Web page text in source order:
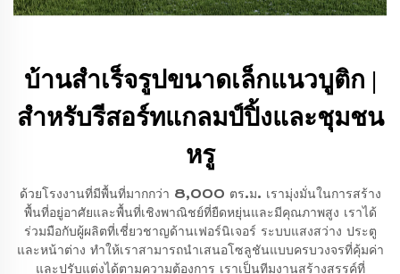
บ้านสำเร็จรูปขนาดเล็กแนวบูติก |
สำหรับรีสอร์ทแกลมป์ปิ้งและชุมชน
หรู
ด้วยโรงงานที่มีพื้นที่มากกว่า 8,000 ตร.ม. เรามุ่งมั่นในการสร้าง
พื้นที่อยู่อาศัยและพื้นที่เชิงพาณิชย์ที่ยืดหยุ่นและมีคุณภาพสูง เราได้
ร่วมมือกับผู้ผลิตที่เชี่ยวชาญด้านเฟอร์นิเจอร์ ระบบแสงสว่าง ประตู
และหน้าต่าง ทำให้เราสามารถนำเสนอโซลูชันแบบครบวงจรที่คุ้มค่า
และปรับแต่งได้ตามความต้องการ เราเป็นทีมงานสร้างสรรค์ที่